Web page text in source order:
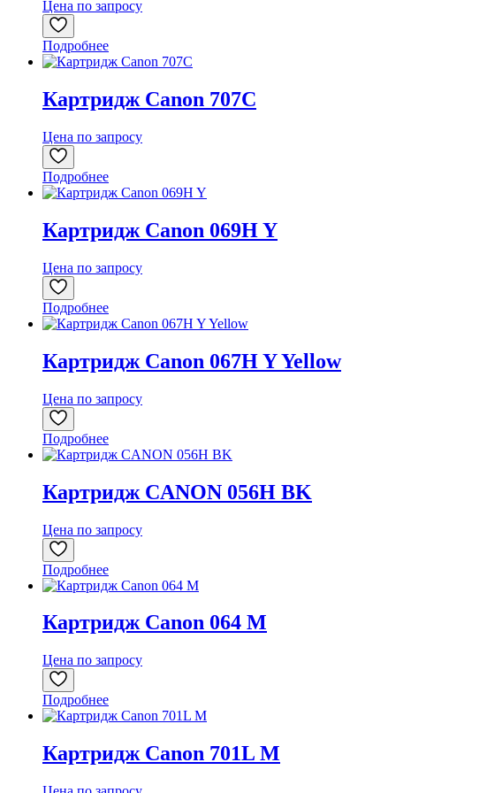
Цена по запросу
Подробнее
Картридж Canon 707C
Цена по запросу
Подробнее
Картридж Canon 069H Y
Цена по запросу
Подробнее
Картридж Canon 067H Y Yellow
Цена по запросу
Подробнее
Картридж CANON 056H BK
Цена по запросу
Подробнее
Картридж Canon 064 M
Цена по запросу
Подробнее
Картридж Canon 701L M